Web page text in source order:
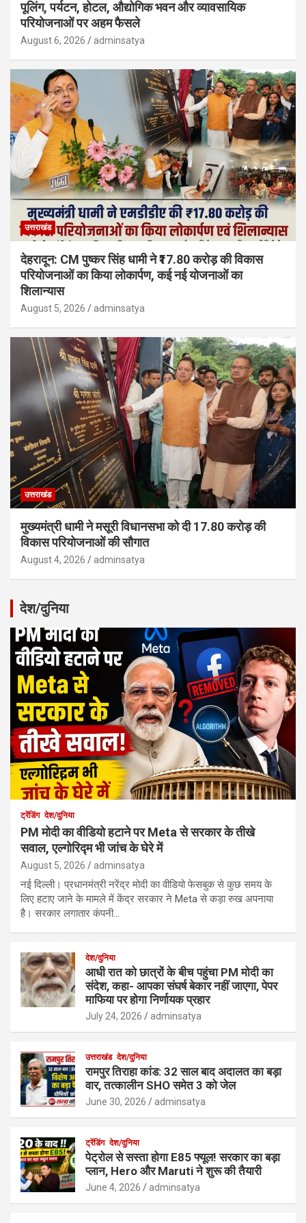
पूलिंग, पर्यटन, होटल, औद्योगिक भवन और व्यावसायिक
परियोजनाओं पर अहम फैसले
August 6, 2026 adminsatya
उत्तराखंड
देहरादून: CM पुष्कर सिंह धामी ने ₹17.80 करोड़ की विकास
परियोजनाओं का किया लोकार्पण, कई नई योजनाओं का
शिलान्यास
August 5, 2026 adminsatya
उत्तराखंड
मुख्यमंत्री धामी ने मसूरी विधानसभा को दी 17.80 करोड़ की
विकास परियोजनाओं की सौगात
August 4, 2026 adminsatya
देश/दुनिया
ट्रेंडिंग देश/दुनिया
PM मोदी का वीडियो हटाने पर Meta से सरकार के तीखे
सवाल, एल्गोरिद्म भी जांच के घेरे में
August 5, 2026 adminsatya
नई दिल्ली। प्रधानमंत्री नरेंद्र मोदी का वीडियो फेसबुक से कुछ समय के
लिए हटाए जाने के मामले में केंद्र सरकार ने Meta से कड़ा रुख अपनाया
है। सरकार लगातार कंपनी…
देश/दुनिया
आधी रात को छात्रों के बीच पहुंचा PM मोदी का
संदेश, कहा- आपका संघर्ष बेकार नहीं जाएगा, पेपर
माफिया पर होगा निर्णायक प्रहार
July 24, 2026 adminsatya
उत्तराखंड देश/दुनिया
रामपुर तिराहा कांड: 32 साल बाद अदालत का बड़ा
वार, तत्कालीन SHO समेत 3 को जेल
June 30, 2026 adminsatya
ट्रेंडिंग देश/दुनिया
पेट्रोल से सस्ता होगा E85 फ्यूल! सरकार का बड़ा
प्लान, Hero और Maruti ने शुरू की तैयारी
June 4, 2026 adminsatya